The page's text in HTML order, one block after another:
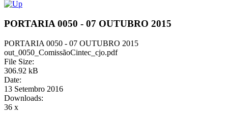
PORTARIA 0050 - 07 OUTUBRO 2015
PORTARIA 0050 - 07 OUTUBRO 2015
out_0050_ComissãoCintec_cjo.pdf
File Size:
306.92 kB
Date:
13 Setembro 2016
Downloads:
36 x